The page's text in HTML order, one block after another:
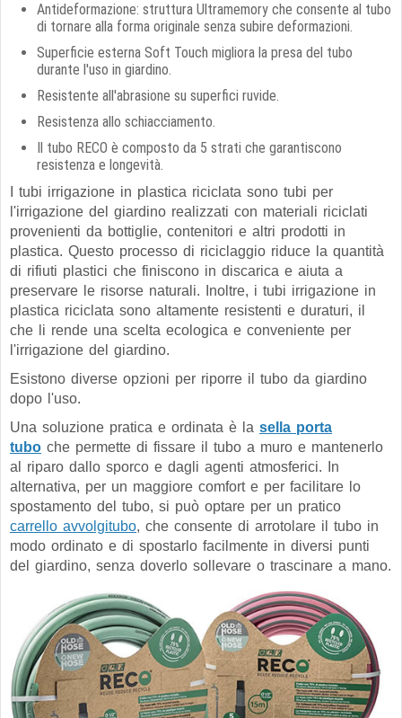
Antideformazione: struttura Ultramemory che consente al tubo
di tornare alla forma originale senza subire deformazioni.
Superficie esterna Soft Touch migliora la presa del tubo
durante l'uso in giardino.
Resistente all'abrasione su superfici ruvide.
Resistenza allo schiacciamento.
Il tubo RECO è composto da 5 strati che garantiscono
resistenza e longevità.
I tubi irrigazione in plastica riciclata sono tubi per
l'irrigazione del giardino realizzati con materiali riciclati
provenienti da bottiglie, contenitori e altri prodotti in
plastica. Questo processo di riciclaggio riduce la quantità
di rifiuti plastici che finiscono in discarica e aiuta a
preservare le risorse naturali. Inoltre, i tubi irrigazione in
plastica riciclata sono altamente resistenti e duraturi, il
che li rende una scelta ecologica e conveniente per
l'irrigazione del giardino.
Esistono diverse opzioni per riporre il tubo da giardino
dopo l'uso.
Una soluzione pratica e ordinata è la sella porta
tubo che permette di fissare il tubo a muro e mantenerlo
al riparo dallo sporco e dagli agenti atmosferici. In
alternativa, per un maggiore comfort e per facilitare lo
spostamento del tubo, si può optare per un pratico
carrello avvolgitubo, che consente di arrotolare il tubo in
modo ordinato e di spostarlo facilmente in diversi punti
del giardino, senza doverlo sollevare o trascinare a mano.